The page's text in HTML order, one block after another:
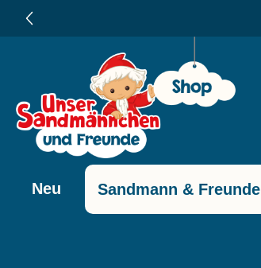
springen
🎉
Neu Sandmann & Freunde